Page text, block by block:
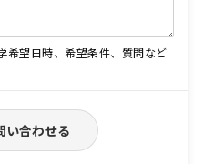
希望日時、希望条件、質問など
い合わせる